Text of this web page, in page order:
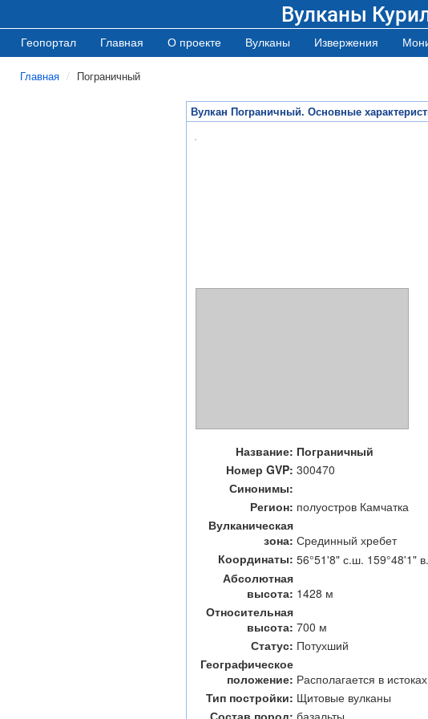
Вулканы
Геопортал Главная О проекте Вулканы Извержения
Главная Пограничный
Вулкан Пограничный. Основные
Название: Пограничный
Номер GVP: 300470
Синонимы:
Регион: полуостров Камчатка
Вулканическая
зона: Срединный хребет
Координаты: 56°51'8" с.ш. 159°48'1"
Абсолютная
высота: 1428 м
Относительная
высота: 700 м
Статус: Потухший
Географическое
положение: Располагается в
Тип постройки: Щитовые вулканы
Состав пород: базальты